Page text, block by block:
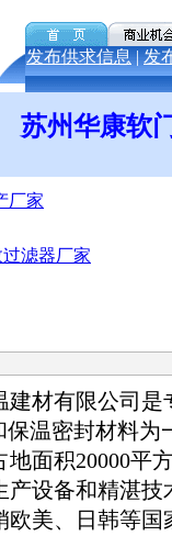
发布供求信息 | 发
苏州华康软
厂家
滤器厂家
建材有限公司是
保温密封材料为
地面积20000平
产设备和精湛技
欧美、日韩等国